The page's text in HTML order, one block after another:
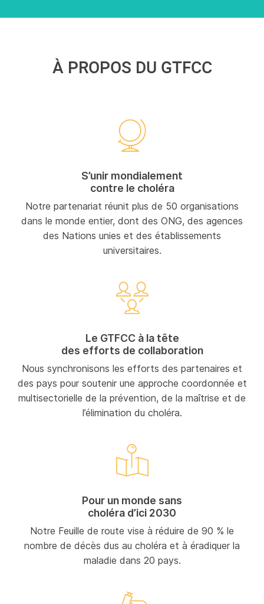
À PROPOS DU GTFCC
S’unir mondialement
contre le choléra
Notre partenariat réunit plus de 50 organisations
dans le monde entier, dont des ONG, des agences
des Nations unies et des établissements
universitaires.
Le GTFCC à la tête
des efforts de collaboration
Nous synchronisons les efforts des partenaires et
des pays pour soutenir une approche coordonnée et
multisectorielle de la prévention, de la maîtrise et de
l’élimination du choléra.
Pour un monde sans
choléra d’ici 2030
Notre Feuille de route vise à réduire de 90 % le
nombre de décès dus au choléra et à éradiquer la
maladie dans 20 pays.